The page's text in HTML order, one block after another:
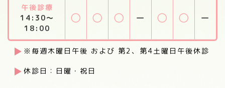
午後診療
14:30～
18:00
○ ○ ○ ー ○ ○ ー
※毎週木曜日午後 および 第2、第4土曜日午後休診
休診日：日曜・祝日